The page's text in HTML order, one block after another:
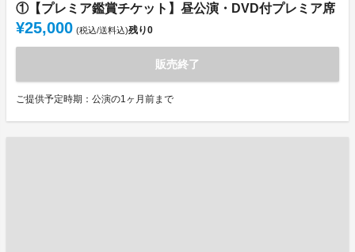
①【プレミア鑑賞チケット】昼公演・DVD付プレミア席
¥25,000 (税込/送料込)残り0
販売終了
ご提供予定時期：公演の1ヶ月前まで